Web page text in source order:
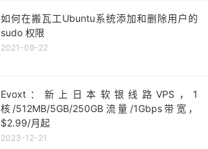
如何在搬瓦工Ubuntu系统添加和删除用户的
sudo 权限
2021-09-22
Evoxt：新上日本软银线路VPS，1
核/512MB/5GB/250GB流量/1Gbps带宽，
$2.99/月起
2023-12-21